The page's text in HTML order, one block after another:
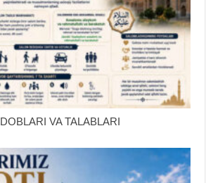
VA TALABLARI